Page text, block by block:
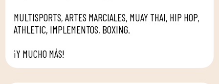
MULTISPORTS, ARTES MARCIALES, MUAY THAI, HIP HOP,
ATHLETIC, IMPLEMENTOS, BOXING.
¡Y MUCHO MÁS!